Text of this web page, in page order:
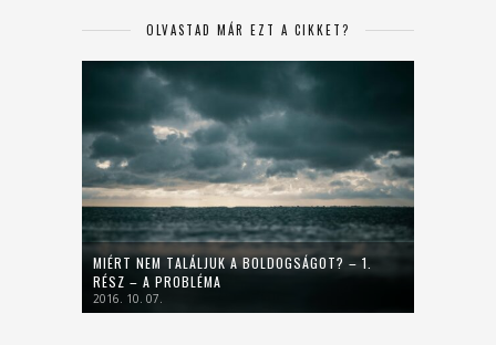
OLVASTAD MÁR EZT A CIKKET?
MIÉRT NEM TALÁLJUK A BOLDOGSÁGOT? – 1.
RÉSZ – A PROBLÉMA
2016. 10. 07.